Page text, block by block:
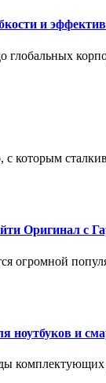
и
глобальных
Оригинал с
огромной
ноутбуков и
комплектующих